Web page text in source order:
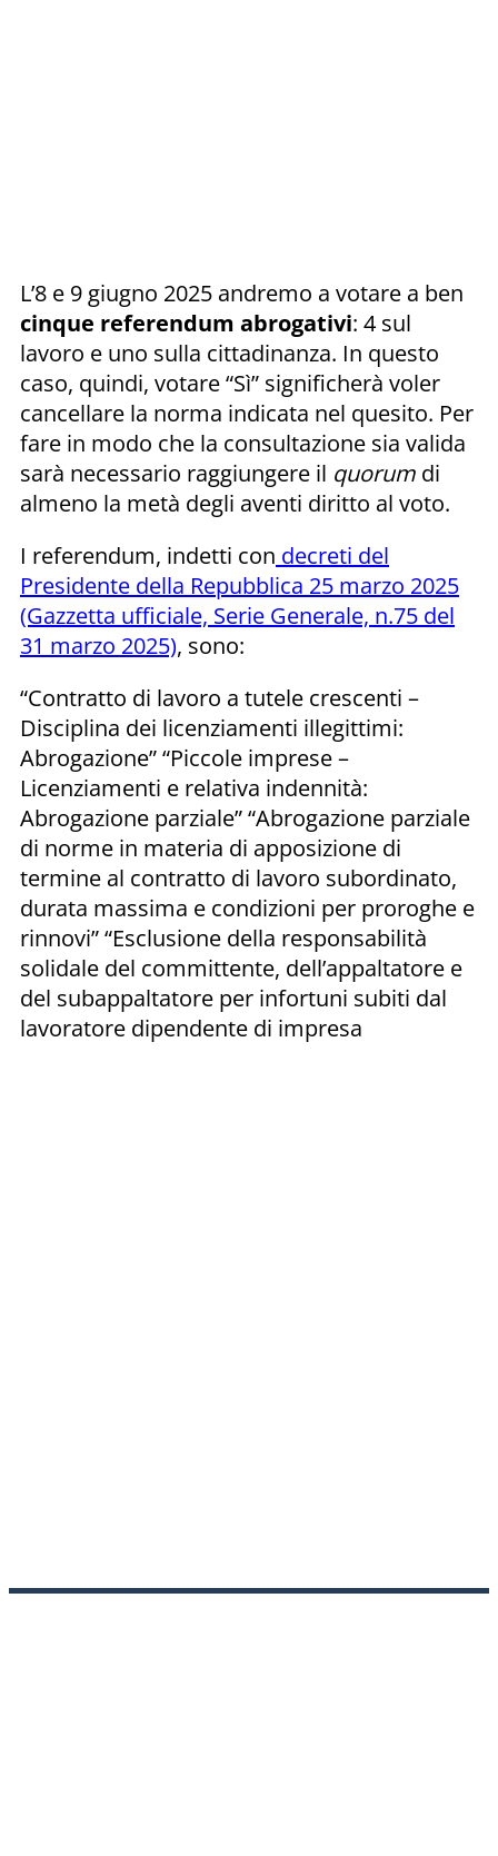
L’8 e 9 giugno 2025 andremo a votare a ben
cinque referendum abrogativi: 4 sul
lavoro e uno sulla cittadinanza. In questo
caso, quindi, votare “Sì” significherà voler
cancellare la norma indicata nel quesito. Per
fare in modo che la consultazione sia valida
sarà necessario raggiungere il quorum di
almeno la metà degli aventi diritto al voto.
I referendum, indetti con decreti del
Presidente della Repubblica 25 marzo 2025
(Gazzetta ufficiale, Serie Generale, n.75 del
31 marzo 2025), sono:
“Contratto di lavoro a tutele crescenti –
Disciplina dei licenziamenti illegittimi:
Abrogazione” “Piccole imprese –
Licenziamenti e relativa indennità:
Abrogazione parziale” “Abrogazione parziale
di norme in materia di apposizione di
termine al contratto di lavoro subordinato,
durata massima e condizioni per proroghe e
rinnovi” “Esclusione della responsabilità
solidale del committente, dell’appaltatore e
del subappaltatore per infortuni subiti dal
lavoratore dipendente di impresa